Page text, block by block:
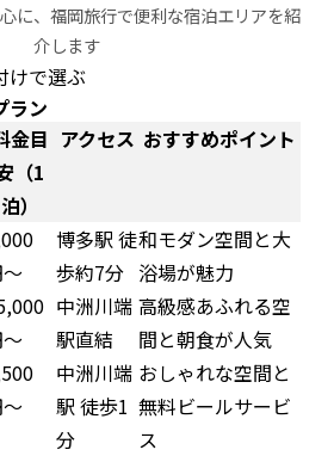
に、福岡旅行で便利な宿泊エリアを紹
介します
けで選ぶ
ラン
金目
（1
泊）
アクセス おすすめポイント
博多駅 徒
歩約7分
和モダン空間と大
浴場が魅力
中洲川端
駅直結
高級感あふれる空
間と朝食が人気
中洲川端
駅 徒歩1
分
おしゃれな空間と
無料ビールサービ
ス